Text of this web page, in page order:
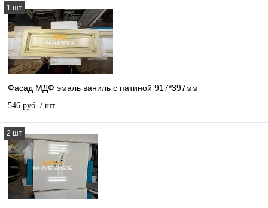
1 шт
Фасад МДФ эмаль ваниль с патиной 917*397мм
546 руб. / шт
2 шт